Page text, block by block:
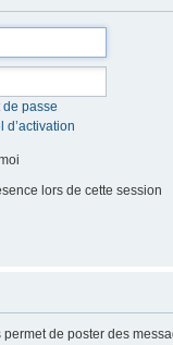
de passe
d’activation
lors de cette session
de poster des